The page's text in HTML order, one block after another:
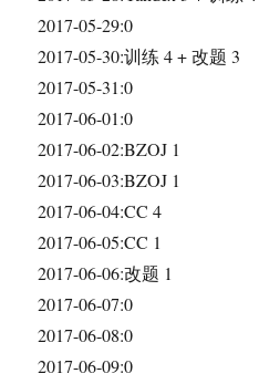
2017-05-29:0
2017-05-30:训练 4 + 改题 3
2017-05-31:0
2017-06-01:0
2017-06-02:BZOJ 1
2017-06-03:BZOJ 1
2017-06-04:CC 4
2017-06-05:CC 1
2017-06-06:改题 1
2017-06-07:0
2017-06-08:0
2017-06-09:0